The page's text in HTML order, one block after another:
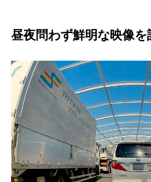
昼夜問わず鮮明な映像を